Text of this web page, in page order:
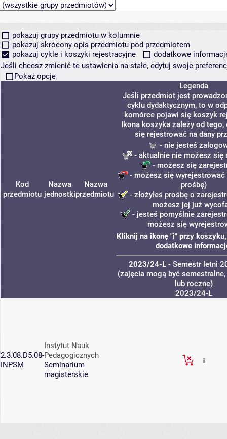
pokazuj grupy przedmiotu w kolumnie
pokazuj skrócony opis przedmiotu pod przedmiotem
pokazuj cykle i koszyki rejestracyjne
dodatkowe
Jeśli chcesz zmienić te ustawienia na stałe, edytuj swoje
Pokaż opcje
Kod
przedmiotu
Nazwa
jednostki
Nazwa
przedmiotu
Legenda
Jeśli przedmiot jest
cyklu dydaktycznym, to w
komórce pojawi się koszyk
Ikona koszyka zależy od tego,
się rejestrować na dany
- nie jesteś
- aktualnie nie możesz się
- możesz się
- możesz się wyrejestrować
prośbę)
- złożyłeś prośbę o
możesz jej już
- jesteś pomyślnie
możesz się
Kliknij na ikonę "i" przy
dodatkowe
2023/24-L- Semestr letni
(zajęcia mogą być
lub roczne)
2023/24-L
2.3.08.D5.08-
INPSM
Instytut Nauk
Pedagogicznych
Seminarium
magisterskie